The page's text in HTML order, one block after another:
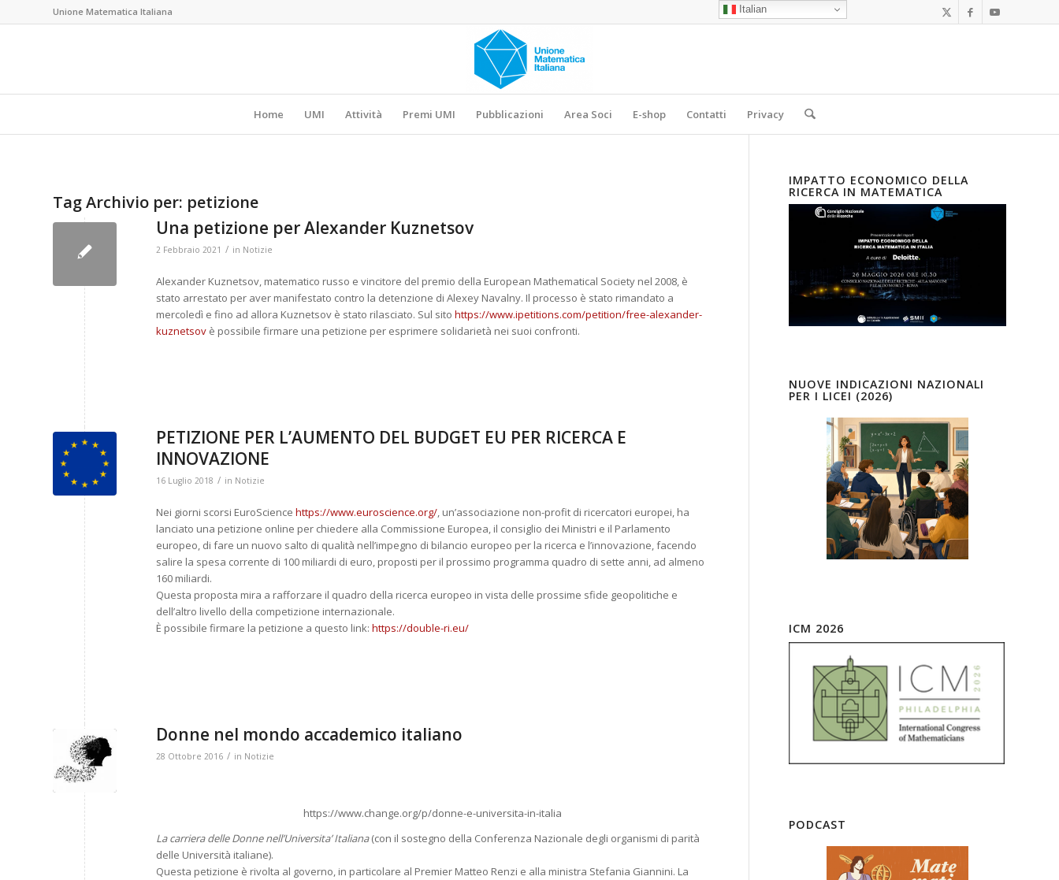
Unione Matematica Italiana
Home UMI Attività Premi UMI Pubblicazioni Area Soci E-shop Contatti Privacy
Tag Archivio per: petizione
Una petizione per Alexander Kuznetsov
2 Febbraio 2021 / in Notizie
Alexander Kuznetsov, matematico russo e vincitore del premio della European Mathematical Society nel 2008, è
stato arrestato per aver manifestato contro la detenzione di Alexey Navalny. Il processo è stato rimandato a
mercoledì e fino ad allora Kuznetsov è stato rilasciato. Sul sito https://www.ipetitions.com/petition/free-alexander-
kuznetsov è possibile firmare una petizione per esprimere solidarietà nei suoi confronti.
PETIZIONE PER L’AUMENTO DEL BUDGET EU PER RICERCA E
INNOVAZIONE
16 Luglio 2018 / in Notizie
Nei giorni scorsi EuroScience https://www.euroscience.org/, un’associazione non-profit di ricercatori europei, ha
lanciato una petizione online per chiedere alla Commissione Europea, il consiglio dei Ministri e il Parlamento
europeo, di fare un nuovo salto di qualità nell’impegno di bilancio europeo per la ricerca e l’innovazione, facendo
salire la spesa corrente di 100 miliardi di euro, proposti per il prossimo programma quadro di sette anni, ad almeno
160 miliardi.
Questa proposta mira a rafforzare il quadro della ricerca europeo in vista delle prossime sfide geopolitiche e
dell’altro livello della competizione internazionale.
È possibile firmare la petizione a questo link: https://double-ri.eu/
Donne nel mondo accademico italiano
28 Ottobre 2016 / in Notizie
https://www.change.org/p/donne-e-universita-in-italia
La carriera delle Donne nell’Universita’ Italiana(con il sostegno della Conferenza Nazionale degli organismi di parità
delle Università italiane).
Questa petizione è rivolta al governo, in particolare al Premier Matteo Renzi e alla ministra Stefania Giannini. La
IMPATTO ECONOMICO DELLA
RICERCA IN MATEMATICA
NUOVE INDICAZIONI NAZIONALI
PER I LICEI (2026)
ICM 2026
PODCAST
Italian